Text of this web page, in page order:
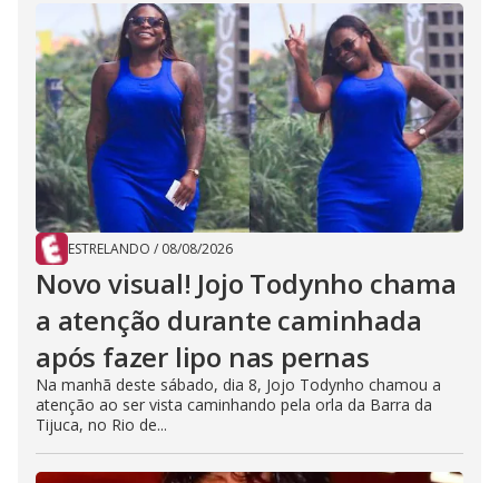
ESTRELANDO / 08/08/2026
Novo visual! Jojo Todynho chama
a atenção durante caminhada
após fazer lipo nas pernas
Na manhã deste sábado, dia 8, Jojo Todynho chamou a
atenção ao ser vista caminhando pela orla da Barra da
Tijuca, no Rio de...